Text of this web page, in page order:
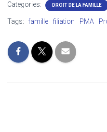
Categories: DROIT DE LA FAMILLE
Tags: famille filiation PMA